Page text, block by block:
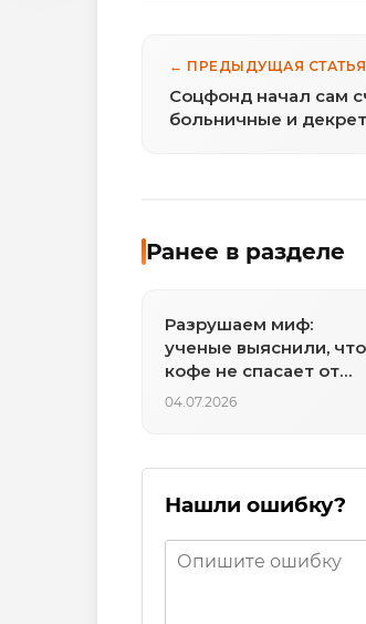
← ПРЕДЫДУЩАЯ СТАТЬЯ
Соцфонд начал сам
больничные и
Ранее в разделе
Разрушаем миф:
ученые выяснили, что
кофе не спасает от
депрессии, несмотря
04.07.2026
Нашли ошибку?